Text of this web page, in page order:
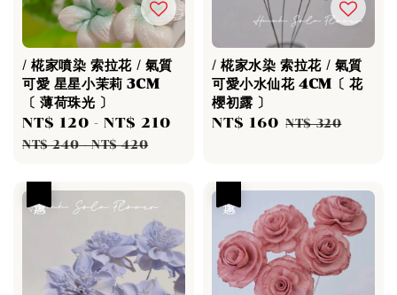
/ 椛家噴染 索拉花 / 氣質
可愛 星星小茉莉 3CM
〔 薄荷珠光 〕
Sale
price
NT$ 120 -NT$ 210
Regular
NT$ 240-NT$ 420
/ 椛家水染 索拉花 / 氣質
可愛小水仙花 4CM〔 花
櫻初露 〕
Sale
NT$ 160 Regular
NT$ 320